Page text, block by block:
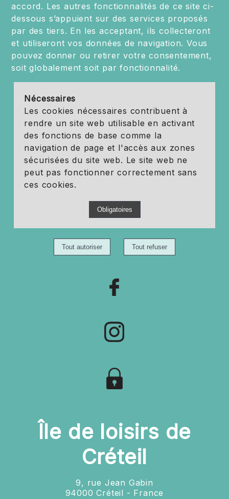
accord. Les autres fonctionnalités de ce site ci-
dessous s’appuient sur des services proposés
par des tiers. En les acceptant, ils collecteront
et utiliseront vos données de navigation. Vous
pouvez donner ou retirer votre consentement,
soit globalement soit par fonctionnalité.
Nécessaires
Les cookies nécessaires contribuent à
rendre un site web utilisable en activant
des fonctions de base comme la
navigation de page et l'accès aux zones
sécurisées du site web. Le site web ne
peut pas fonctionner correctement sans
ces cookies.
Île de loisirs de
Créteil
9, rue Jean Gabin
94000 Créteil - France